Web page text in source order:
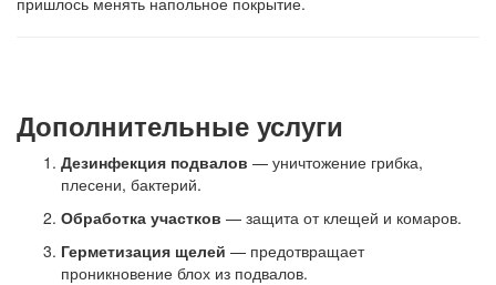
Дополнительные услуги
Дезинфекция подвалов — уничтожение грибка,
плесени, бактерий.
Обработка участков — защита от клещей и комаров.
Герметизация щелей — предотвращает
проникновение блох из подвалов.